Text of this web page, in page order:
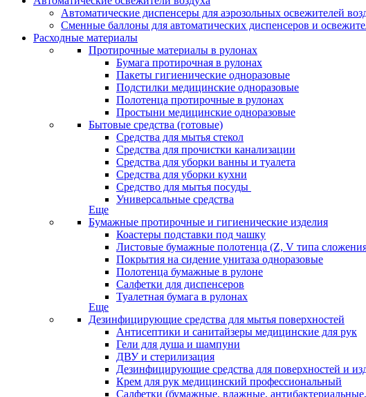
Автоматические диспенсеры для аэрозольных освежителей
Сменные баллоны для автоматических диспенсеров и
Расходные материалы
Протирочные материалы в рулонах
Бумага протирочная в рулонах
Пакеты гигиенические одноразовые
Подстилки медицинские одноразовые
Полотенца протирочные в рулонах
Простыни медицинские одноразовые
Бытовые средства (готовые)
Средства для мытья стекол
Средства для прочистки канализации
Средства для уборки ванны и туалета
Средства для уборки кухни
Средство для мытья посуды
Универсальные средства
Еще
Бумажные протирочные и гигиенические изделия
Коастеры подставки под чашку
Листовые бумажные полотенца (Z, V типа
Покрытия на сидение унитаза одноразовые
Полотенца бумажные в рулоне
Салфетки для диспенсеров
Туалетная бумага в рулонах
Еще
Дезинфицирующие средства для мытья поверхностей
Антисептики и санитайзеры медицинские для рук
Гели для душа и шампуни
ДВУ и стерилизация
Дезинфицирующие средства для поверхностей и
Крем для рук медицинский профессиональный
Салфетки (бумажные, влажные,